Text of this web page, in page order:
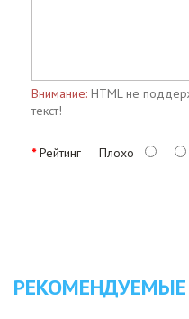
Внимание: HTML не
текст!
Рейтинг Плохо